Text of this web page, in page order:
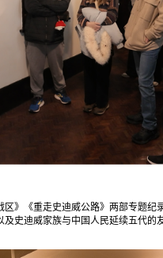
》《重走史迪威公路》两部专题纪
史迪威家族与中国人民延续五代的